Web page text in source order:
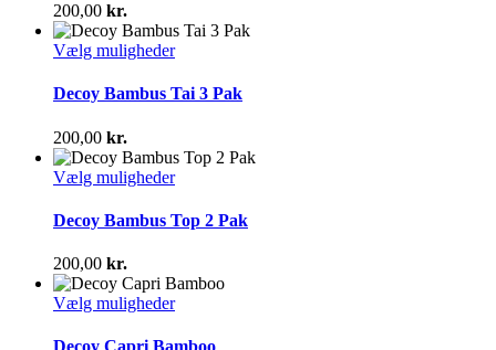
Mulighederne
kan
vælges
varesiden
200,00 kr.
Vælg mulighederDette
har
Mulighederne
kan
vælges
varesiden
Decoy Bambus Tai 3 Pak
200,00 kr.
Vælg mulighederDette
har
flere
Mulighederne
kan
vælges
Decoy Bambus Top 2 Pak
200,00 kr.
Vælg mulighederDette
har